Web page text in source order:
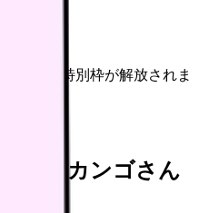
ートの特別枠が解放されま
を、カンゴさん